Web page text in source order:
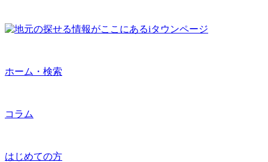
ホーム・検索
コラム
はじめての方